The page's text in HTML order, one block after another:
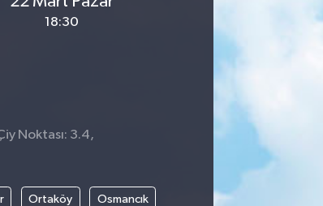
18:30
Noktası: 3.4,
Ortaköy Osmancık